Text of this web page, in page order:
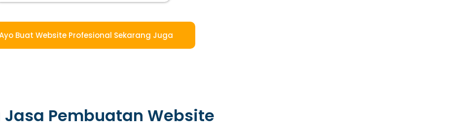
Buat Website Profesional Sekarang Juga
Jasa Pembuatan Website